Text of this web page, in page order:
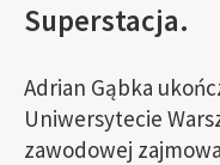
Superstacja.
Adrian Gąbka
Uniwersytecie
zawodowej